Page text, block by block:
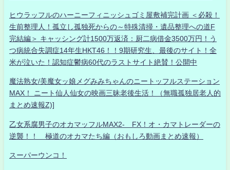
ヒウラッフルのハーニーフィニッシュゴミ屋敷補完計画 ＜必殺！
生前整理人！孤立し孤独死からの～特殊清掃・遺品整理への道F
完結編＞ キャッシング計1500万返済：厨二病借金3500万円！う
つ病統合失調症14年生HKT46！！9期研究生、最後のサイト！全
米が泣いた！認知症鬱病60代のラストサイト絶賛！公開中
魔法熟女/美魔女ッ娘メグみみちゃんのニートッフルステーション
MAX！ ニート仙人仙女の映画三昧老後生活！（無職孤独居老人的
まとめ速報Z)]
乙女系腐男子のオカマッフルMAX2- FX！オ・カマトレーダーの
逆襲！！ 極道のオカマたち編（おもしろ動画まとめ速報）
スーパーウンコ！